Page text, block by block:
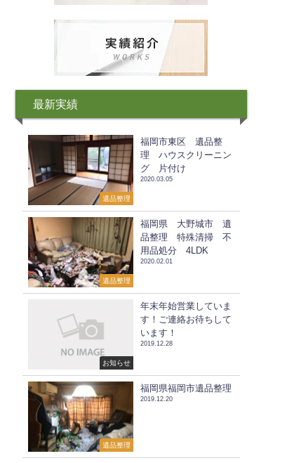
最新実績
遺品整理
福岡市東区 遺品整
理 ハウスクリーニン
グ 片付け
2020.03.05
遺品整理
福岡県 大野城市 遺
品整理 特殊清掃 不
用品処分 4LDK
2020.02.01
お知らせ
年末年始営業していま
す！ご連絡お待ちして
います！
2019.12.28
遺品整理
福岡県福岡市遺品整理
2019.12.20